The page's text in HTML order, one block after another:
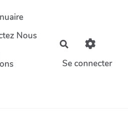
Nous
Rechercher
Se connecter